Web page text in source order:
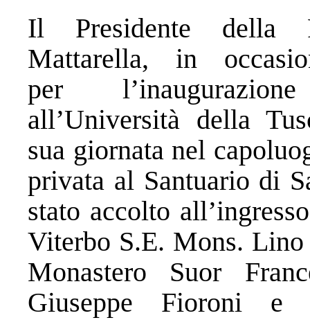
Il Presidente della
Mattarella, in
per
all’Università della
sua giornata nel
privata al Santuario di
stato accolto
Viterbo S.E. Mons.
Monastero Suor
Giuseppe Fioroni e